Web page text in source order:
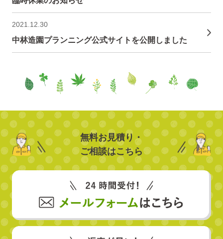
2021.12.30
中林造園プランニング公式サイトを公開しました
無料お見積り・
ご相談はこちら